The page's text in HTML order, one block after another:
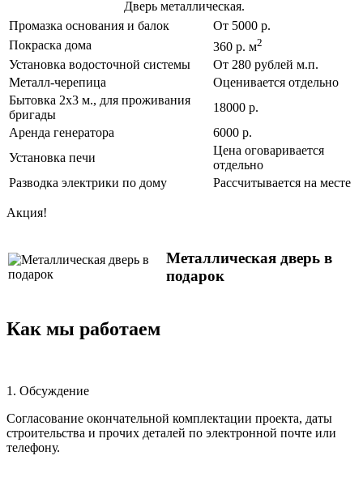
Дверь металлическая.
Промазка основания и балок
От 5000 р.
Покраска дома
360 р. м2
Установка водосточной системы
От 280 рублей м.п.
Металл-черепица
Оценивается отдельно
Бытовка 2х3 м., для проживания
бригады
18000 р.
Аренда генератора
6000 р.
Установка печи
Цена оговаривается
отдельно
Разводка электрики по дому
Рассчитывается на месте
Акция!
Металлическая дверь в
подарок
Как мы работаем
1. Обсуждение
Согласование окончательной комплектации проекта, даты
строительства и прочих деталей по электронной почте или
телефону.